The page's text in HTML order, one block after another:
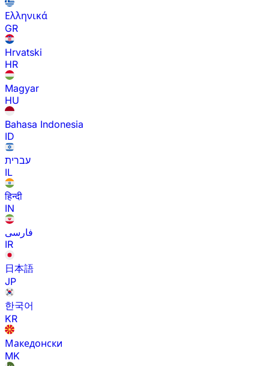
Ελληνικά
GR
Hrvatski
HR
Magyar
HU
Bahasa Indonesia
ID
עברית
IL
हिन्दी
IN
فارسی
IR
日本語
JP
한국어
KR
Македонски
MK